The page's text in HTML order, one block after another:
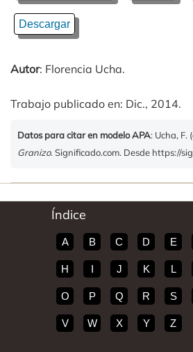
Descargar
Autor: Florencia Ucha.
Trabajo publicado en: Dic., 2014.
Datos para citar en modelo APA: Ucha, F.
Granizo. Significado.com. Desde https://
Índice
A B C D E
H I J K L
O P Q R S
V W X Y Z